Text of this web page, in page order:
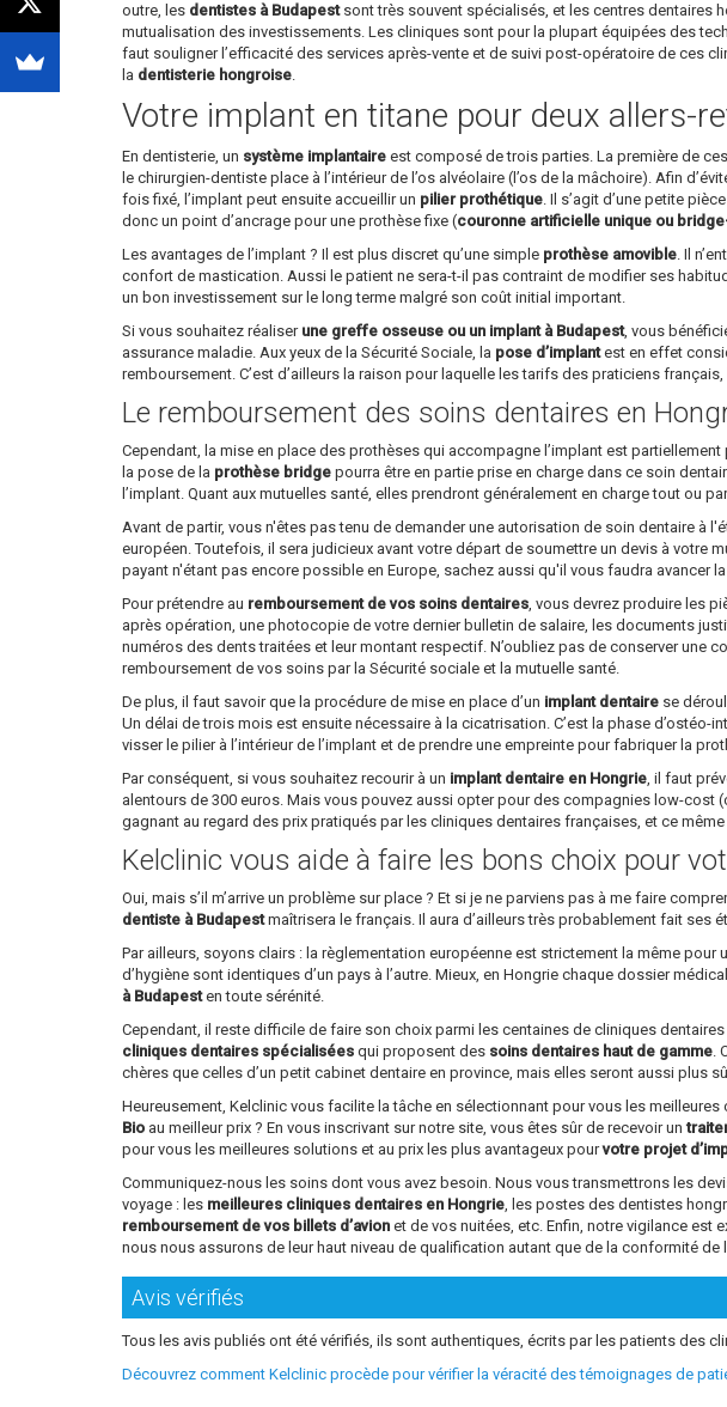
outre, les dentistes à Budapestsont très souvent spécialisés, et les centres dentaires
mutualisation des investissements. Les cliniques sont pour la plupart équipées des
faut souligner l’efficacité des services après-vente et de suivi post-opératoire de ces
la dentisterie hongroise.
Votre implant en titane pour deux allers-
En dentisterie, un système implantaire est composé de trois parties. La première de
le chirurgien-dentiste place à l’intérieur de l’os alvéolaire (l’os de la mâchoire). Afin
fois fixé, l’implant peut ensuite accueillir un pilier prothétique. Il s’agit d’une petite
donc un point d’ancrage pour une prothèse fixe (couronne artificielle unique ou
Les avantages de l’implant ? Il est plus discret qu’une simple prothèse amovible. Il
confort de mastication. Aussi le patient ne sera-t-il pas contraint de modifier ses
un bon investissement sur le long terme malgré son coût initial important.
Si vous souhaitez réaliser une greffe osseuse ou un implant à Budapest, vous
assurance maladie. Aux yeux de la Sécurité Sociale, la pose d’implantest en effet
remboursement. C’est d’ailleurs la raison pour laquelle les tarifs des praticiens
Le remboursement des soins dentaires en
Cependant, la mise en place des prothèses qui accompagne l’implant est
la pose de la prothèse bridge pourra être en partie prise en charge dans ce soin
l’implant. Quant aux mutuelles santé, elles prendront généralement en charge tout
Avant de partir, vous n'êtes pas tenu de demander une autorisation de soin dentaire à
européen. Toutefois, il sera judicieux avant votre départ de soumettre un devis à votre
payant n'étant pas encore possible en Europe, sachez aussi qu'il vous faudra avancer
Pour prétendre au remboursement de vos soins dentaires, vous devrez produire les
après opération, une photocopie de votre dernier bulletin de salaire, les documents
numéros des dents traitées et leur montant respectif. N’oubliez pas de conserver une
remboursement de vos soins par la Sécurité sociale et la mutuelle santé.
De plus, il faut savoir que la procédure de mise en place d’un implant dentaire se
Un délai de trois mois est ensuite nécessaire à la cicatrisation. C’est la phase
visser le pilier à l’intérieur de l’implant et de prendre une empreinte pour fabriquer la
Par conséquent, si vous souhaitez recourir à un implant dentaire en Hongrie, il faut
alentours de 300 euros. Mais vous pouvez aussi opter pour des compagnies low-cost
gagnant au regard des prix pratiqués par les cliniques dentaires françaises, et ce
Kelclinic vous aide à faire les bons choix pour
Oui, mais s’il m’arrive un problème sur place ? Et si je ne parviens pas à me faire
dentiste à Budapestmaîtrisera le français. Il aura d’ailleurs très probablement fait ses
Par ailleurs, soyons clairs : la règlementation européenne est strictement la même pour
d’hygiène sont identiques d’un pays à l’autre. Mieux, en Hongrie chaque dossier
à Budapesten toute sérénité.
Cependant, il reste difficile de faire son choix parmi les centaines de cliniques
cliniques dentaires spécialisées qui proposent des soins dentaires haut de gamme.
chères que celles d’un petit cabinet dentaire en province, mais elles seront aussi plus
Heureusement, Kelclinic vous facilite la tâche en sélectionnant pour vous les
Bio au meilleur prix ? En vous inscrivant sur notre site, vous êtes sûr de recevoir un
pour vous les meilleures solutions et au prix les plus avantageux pourvotre projet
Communiquez-nous les soins dont vous avez besoin. Nous vous transmettrons les
voyage : les meilleures cliniques dentaires en Hongrie, les postes des dentistes
remboursement de vos billets d’avion et de vos nuitées, etc. Enfin, notre vigilance
nous nous assurons de leur haut niveau de qualification autant que de la conformité
Avis vérifiés
Tous les avis publiés ont été vérifiés, ils sont authentiques, écrits par les patients des
Découvrez comment Kelclinic procède pour vérifier la véracité des témoignages de